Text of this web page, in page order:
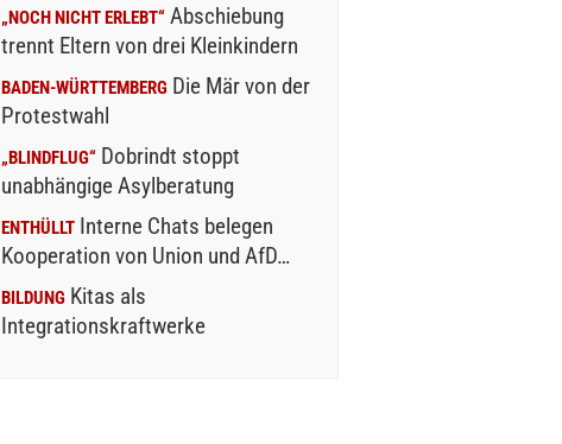
„NOCH NICHT ERLEBT“ Abschiebung
trennt Eltern von drei Kleinkindern
BADEN-WÜRTTEMBERG Die Mär von der
Protestwahl
„BLINDFLUG“ Dobrindt stoppt
unabhängige Asylberatung
ENTHÜLLT Interne Chats belegen
Kooperation von Union und AfD…
BILDUNG Kitas als
Integrationskraftwerke